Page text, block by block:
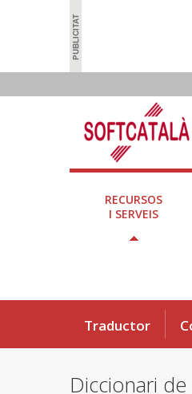
RECURSOS
I SERVEIS
Traductor
Diccionari